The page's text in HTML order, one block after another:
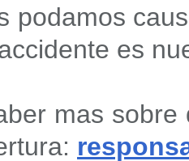
podamos
es
mas